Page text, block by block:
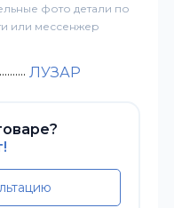
фото детали по
или мессенжер
ЛУЗАР